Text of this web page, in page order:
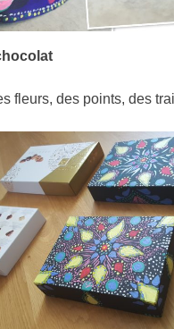
fleurs, des points, des